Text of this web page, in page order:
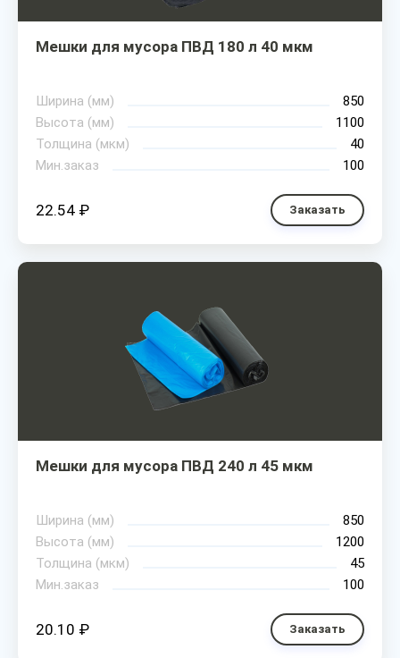
Мешки для мусора ПВД 180 л 40 мкм
Ширина (мм)
850
Высота (мм)
1100
Толщина (мкм)
40
Мин.заказ
100
22.54 ₽ Заказать
Мешки для мусора ПВД 240 л 45 мкм
Ширина (мм)
850
Высота (мм)
1200
Толщина (мкм)
45
Мин.заказ
100
20.10 ₽ Заказать